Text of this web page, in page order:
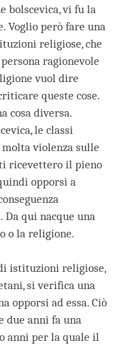
bolscevica, vi fu la
Voglio però fare una
religiose, che
ragionevole
vuol dire
queste cose.
cosa diversa.
le classi
violenza sulle
ricevettero il pieno
opporsi a
qui nacque una
o la religione.
istituzioni religiose,
si verifica una
opporsi ad essa. Ciò
due anni fa una
anni per la quale il